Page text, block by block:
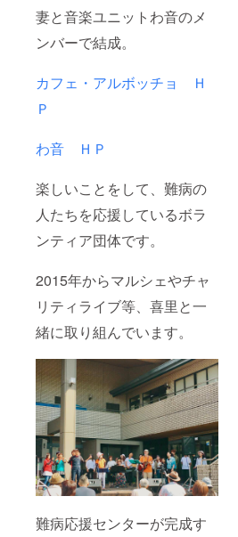
妻と音楽ユニットわ音のメ
ンバーで結成。
カフェ・アルボッチョ Ｈ
Ｐ
わ音 ＨＰ
楽しいことをして、難病の
人たちを応援しているボラ
ンティア団体です。
2015年からマルシェやチャ
リティライブ等、喜里と一
緒に取り組んでいます。
難病応援センターが完成す